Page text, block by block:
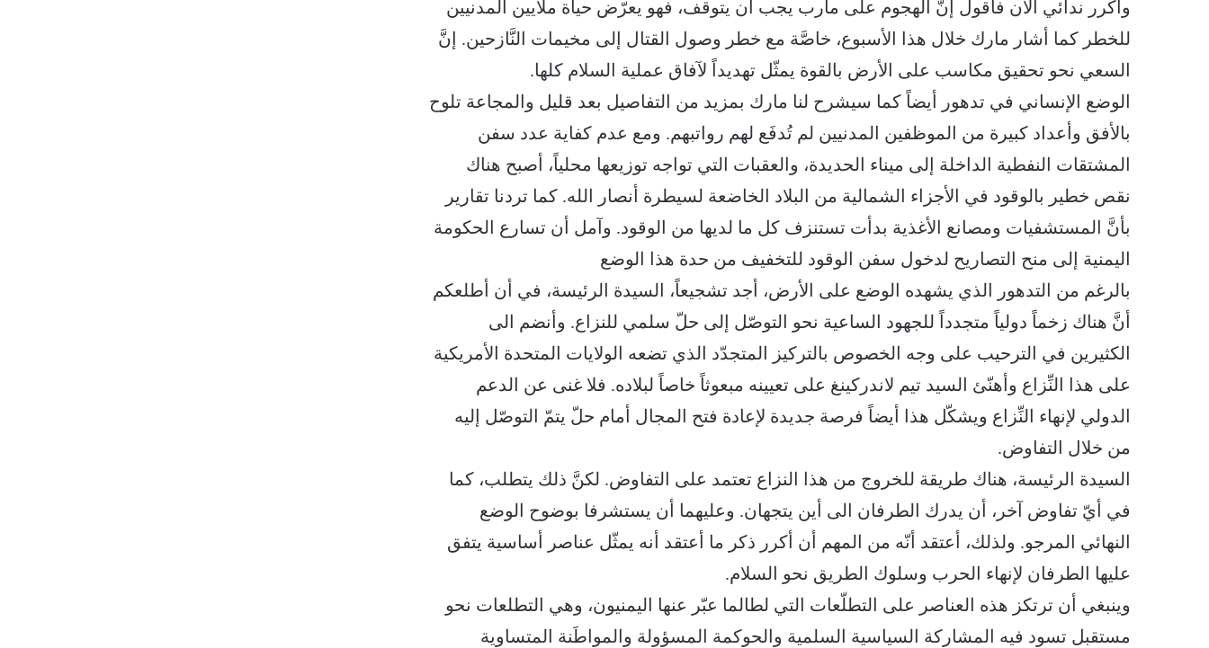
وأكرر ندائي الآن فأقول إنَّ الهجوم على مأرب يجب أن يتوقف، فهو يعرّض حياة ملايين المدنيين
للخطر كما أشار مارك خلال هذا الأسبوع، خاصَّة مع خطر وصول القتال إلى مخيمات النَّازحين. إنَّ
السعي نحو تحقيق مكاسب على الأرض بالقوة يمثّل تهديداً لآفاق عملية السلام كلها.
الوضع الإنساني في تدهور أيضاً كما سيشرح لنا مارك بمزيد من التفاصيل بعد قليل والمجاعة تلوح
بالأفق وأعداد كبيرة من الموظفين المدنيين لم تُدفَع لهم رواتبهم. ومع عدم كفاية عدد سفن
المشتقات النفطية الداخلة إلى ميناء الحديدة، والعقبات التي تواجه توزيعها محلياً، أصبح هناك
نقص خطير بالوقود في الأجزاء الشمالية من البلاد الخاضعة لسيطرة أنصار الله. كما تردنا تقارير
بأنَّ المستشفيات ومصانع الأغذية بدأت تستنزف كل ما لديها من الوقود. وآمل أن تسارع الحكومة
اليمنية إلى منح التصاريح لدخول سفن الوقود للتخفيف من حدة هذا الوضع
بالرغم من التدهور الذي يشهده الوضع على الأرض، أجد تشجيعاً، السيدة الرئيسة، في أن أطلعكم
أنَّ هناك زخماً دولياً متجدداً للجهود الساعية نحو التوصّل إلى حلّ سلمي للنزاع. وأنضم الى
الكثيرين في الترحيب على وجه الخصوص بالتركيز المتجدّد الذي تضعه الولايات المتحدة الأمريكية
على هذا النِّزاع وأهنّئ السيد تيم لاندركينغ على تعيينه مبعوثاً خاصاً لبلاده. فلا غنى عن الدعم
الدولي لإنهاء النِّزاع ويشكّل هذا أيضاً فرصة جديدة لإعادة فتح المجال أمام حلّ يتمّ التوصّل إليه
من خلال التفاوض.
السيدة الرئيسة، هناك طريقة للخروج من هذا النزاع تعتمد على التفاوض. لكنَّ ذلك يتطلب، كما
في أيّ تفاوض آخر، أن يدرك الطرفان الى أين يتجهان. وعليهما أن يستشرفا بوضوح الوضع
النهائي المرجو. ولذلك، أعتقد أنّه من المهم أن أكرر ذكر ما أعتقد أنه يمثّل عناصر أساسية يتفق
عليها الطرفان لإنهاء الحرب وسلوك الطريق نحو السلام.
وينبغي أن ترتكز هذه العناصر على التطلّعات التي لطالما عبّر عنها اليمنيون، وهي التطلعات نحو
مستقبل تسود فيه المشاركة السياسية السلمية والحوكمة المسؤولة والمواطَنة المتساوية